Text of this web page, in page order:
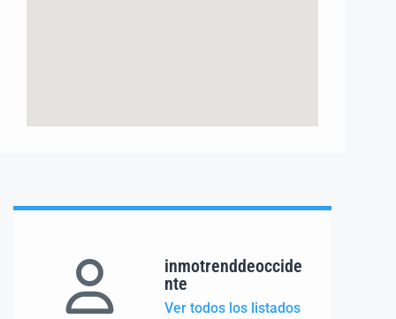
inmotrenddeoccide
nte
Ver todos los listados